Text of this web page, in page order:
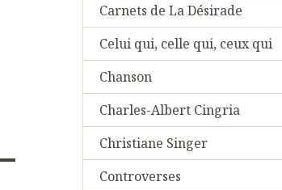
Carnets de La Désirade
Celui qui, celle qui, ceux qui
Chanson
Charles-Albert Cingria
Christiane Singer
Controverses